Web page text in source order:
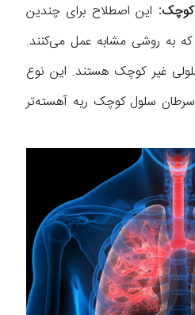
کوچک: این اصطلاح برای چندین
به روشی مشابه عمل می‌کنند.
غیر کوچک هستند. این نوع
سلول کوچک ریه آهسته‌تر